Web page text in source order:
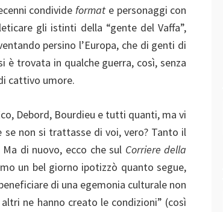
condivideformat e personaggi con
gli istinti della “gente del Vaffa”,
persino l’Europa, che di genti di
è trovata in qualche guerra, così, senza
cattivo umore.
Debord, Bourdieu e tutti quanti, ma vi
se non si trattasse di voi, vero? Tanto il
di nuovo, ecco che sul Corriere della
un bel giorno ipotizzò quanto segue,
di una egemonia culturale non
ne hanno creato le condizioni” (così